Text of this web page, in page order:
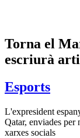
Torna el
escriurà
Esports
L'expresident
Qatar, enviades per
xarxes socials